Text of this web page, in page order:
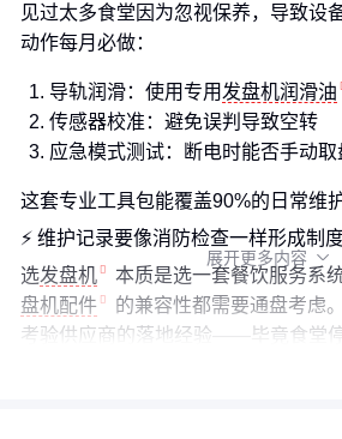
见过太多食堂因为忽视保养，导致设
动作每月必做：
导轨润滑：使用专用 发盘机润滑油
传感器校准：避免误判导致空转
应急模式测试：断电时能否手动取
这套专业工具包能覆盖90%的日常维
⚡️ 维护记录要像消防检查一样形成制度
选发盘机 本质是选一套餐饮服务系
盘机配件
的兼容性都需要通盘考虑
考验供应商的落地经验——毕竟食堂
展开更多内容 